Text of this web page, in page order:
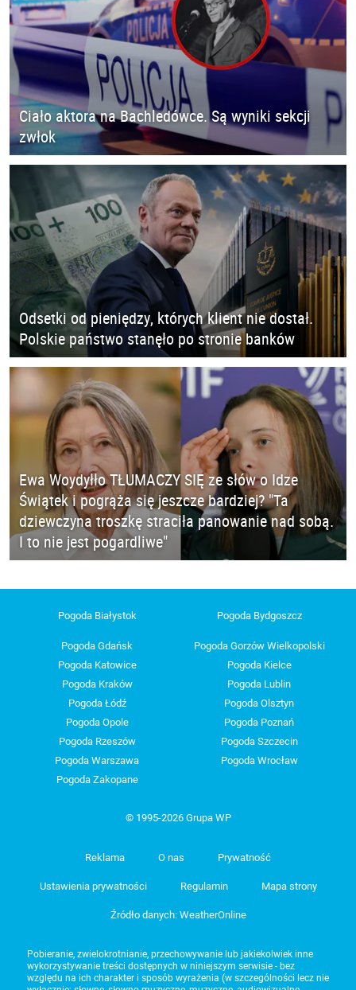
Ciało aktora na Bachledówce. Są wyniki sekcji
zwłok
Odsetki od pieniędzy, których klient nie dostał.
Polskie państwo stanęło po stronie banków
Ewa Woydyłło TŁUMACZY SIĘ ze słów o Idze
Świątek i pogrąża się jeszcze bardziej? "Ta
dziewczyna troszkę straciła panowanie nad sobą.
I to nie jest pogardliwe"
Pogoda Białystok Pogoda Bydgoszcz
Pogoda Gdańsk
Pogoda Gorzów Wielkopolski
Pogoda Katowice
Pogoda Kielce
Pogoda Kraków
Pogoda Lublin
Pogoda Łódź
Pogoda Olsztyn
Pogoda Opole
Pogoda Poznań
Pogoda Rzeszów
Pogoda Szczecin
Pogoda Warszawa
Pogoda Wrocław
Pogoda Zakopane
© 1995-2026 Grupa WP
Reklama O nas Prywatność
Ustawienia prywatności Regulamin Mapa strony
Źródło danych: WeatherOnline
Pobieranie, zwielokrotnianie, przechowywanie lub jakiekolwiek inne
wykorzystywanie treści dostępnych w niniejszym serwisie - bez
względu na ich charakter i sposób wyrażenia (w szczególności lecz nie